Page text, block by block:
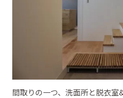
間取りの一つ、洗面所と脱衣